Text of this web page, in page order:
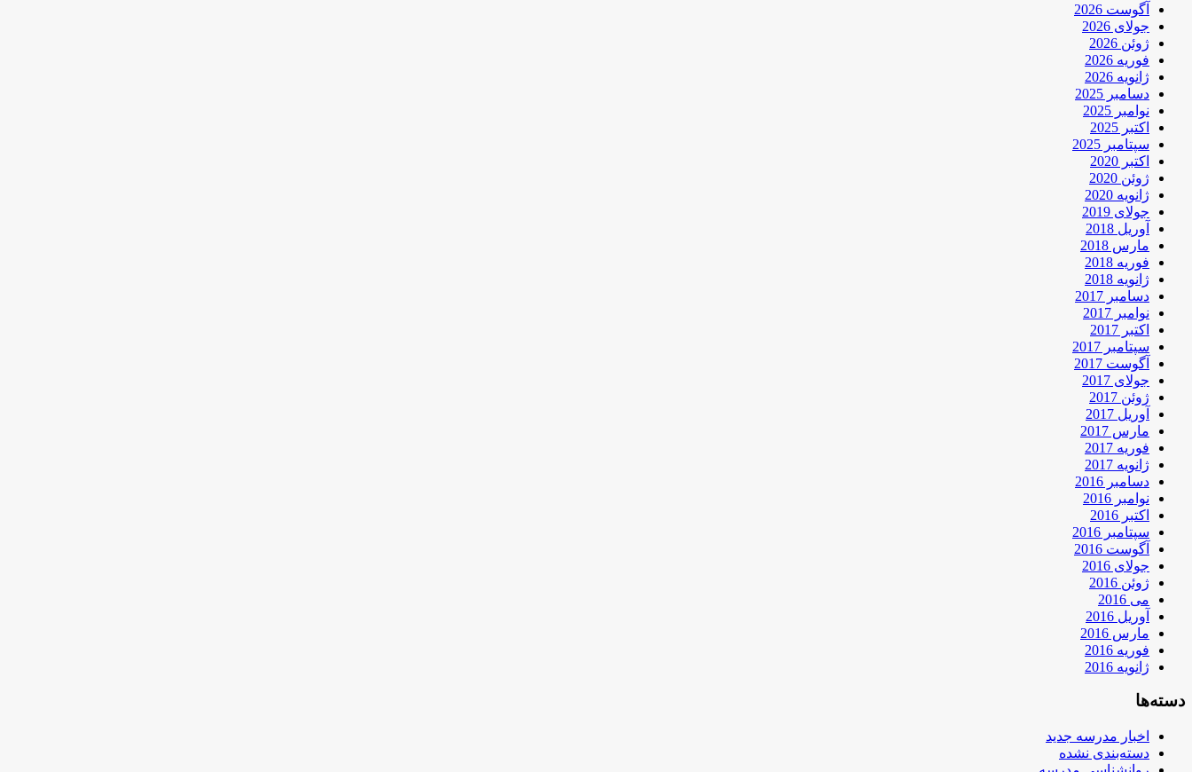
آگوست 2026
جولای 2026
ژوئن 2026
فوریه 2026
ژانویه 2026
دسامبر 2025
نوامبر 2025
اکتبر 2025
سپتامبر 2025
اکتبر 2020
ژوئن 2020
ژانویه 2020
جولای 2019
آوریل 2018
مارس 2018
فوریه 2018
ژانویه 2018
دسامبر 2017
نوامبر 2017
اکتبر 2017
سپتامبر 2017
آگوست 2017
جولای 2017
ژوئن 2017
آوریل 2017
مارس 2017
فوریه 2017
ژانویه 2017
دسامبر 2016
نوامبر 2016
اکتبر 2016
سپتامبر 2016
آگوست 2016
جولای 2016
ژوئن 2016
می 2016
آوریل 2016
مارس 2016
فوریه 2016
ژانویه 2016
دسته‌ها
اخبار مدرسه جدید
دسته‌بندی نشده